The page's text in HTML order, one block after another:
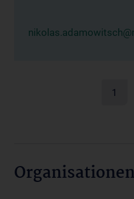
1
Organisationen